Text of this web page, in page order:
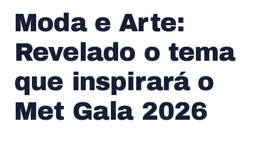
Moda e Arte:
Revelado o tema
que inspirará o
Met Gala 2026